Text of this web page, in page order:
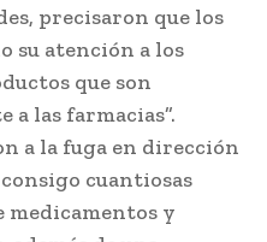
precisaron que los
su atención a los
que son
las farmacias”.
a la fuga en dirección
cuantiosas
medicamentos y